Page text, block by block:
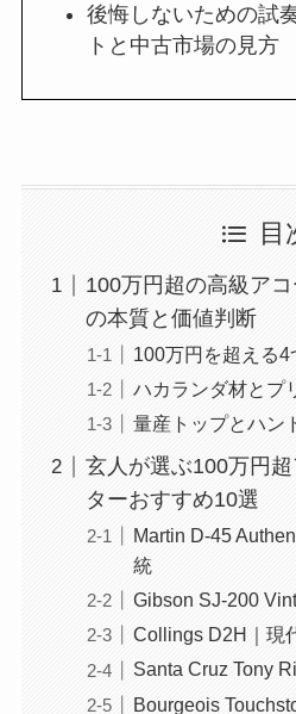
後悔しないための試
トと中古市場の見方
目
100万円超の高級ア
の本質と価値判断
100万円を超える
ハカランダ材とプ
量産トップとハン
玄人が選ぶ100万円
ターおすすめ10選
Martin D-45
統
Gibson SJ-200
Collings D2H｜現
Santa Cruz Tony
Bourgeois